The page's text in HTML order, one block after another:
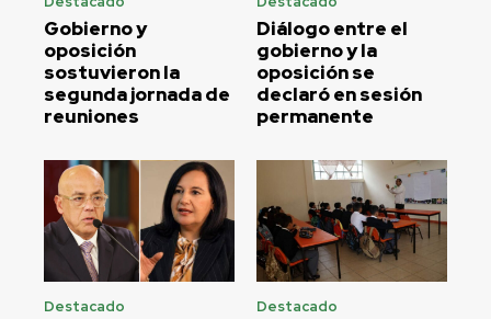
Gobierno y
oposición
sostuvieron la
segunda jornada de
reuniones
Diálogo entre el
gobierno y la
oposición se
declaró en sesión
permanente
Destacado Destacado